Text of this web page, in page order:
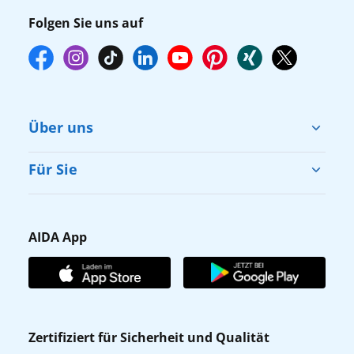
Folgen Sie uns auf
Über uns
Cruise & Help
Karriere
Affiliateprogramm
Verhaltens- & Ethikkodex
Für Sie
Gästefragebogen
AIDA Club
AIDA App
AIDA App
Zertifiziert für Sicherheit und Qualität